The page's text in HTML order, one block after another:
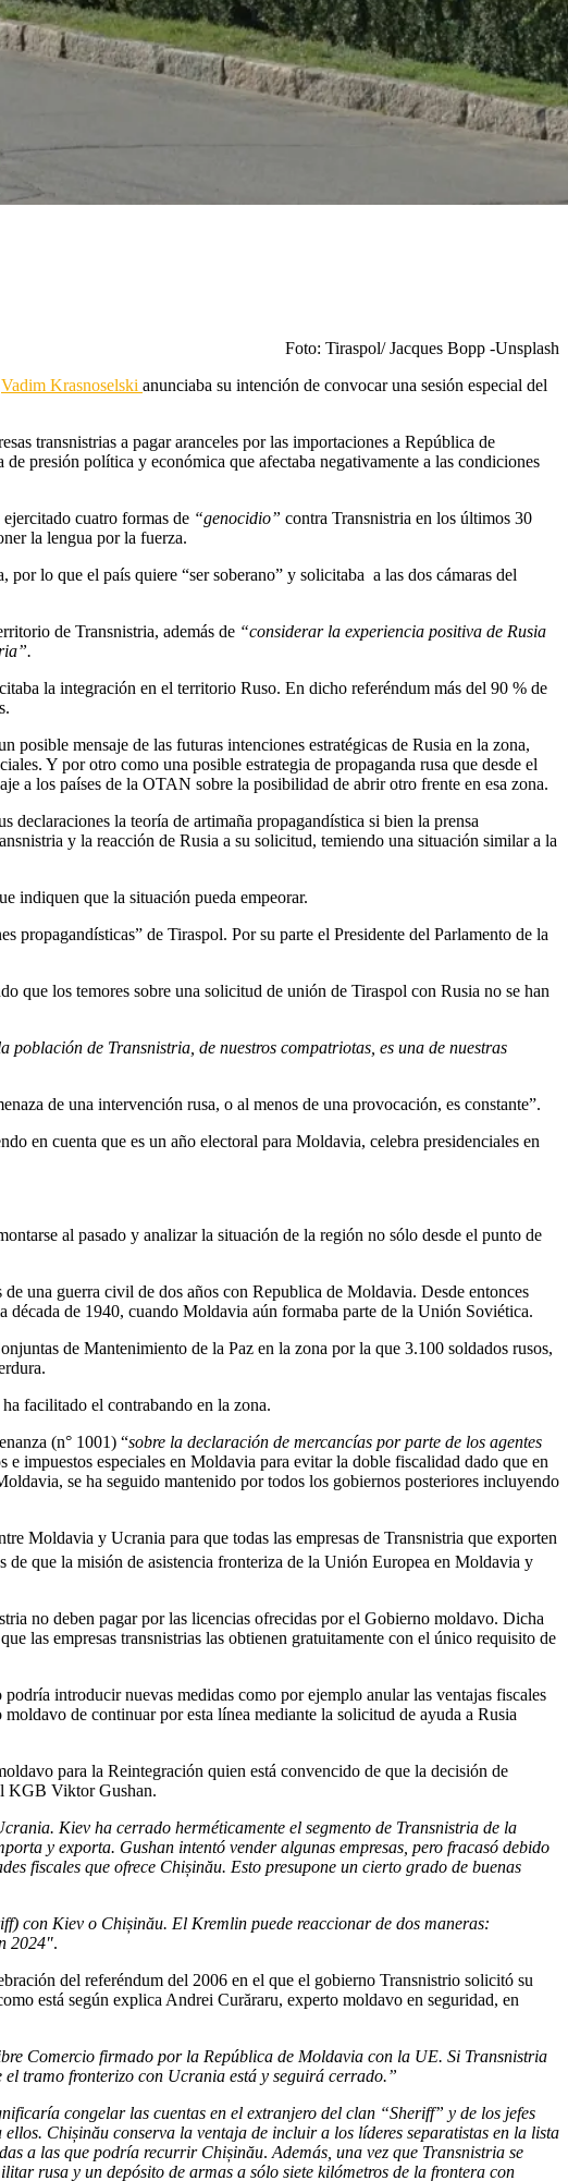
Foto: Tiraspol/ Jacques Bopp -Unsplash
Vadim Krasnoselski anunciaba su intención de convocar una sesión especial del
transnistrias a pagar aranceles por las importaciones a República de
presión política y económica que afectaba negativamente a las condiciones
cuatro formas de “genocidio” contra Transnistria en los últimos 30
la lengua por la fuerza.
lo que el país quiere “ser soberano” y solicitaba a las dos cámaras del
de Transnistria, además de “considerar la experiencia positiva de Rusia
la integración en el territorio Ruso. En dicho referéndum más del 90 % de
mensaje de las futuras intenciones estratégicas de Rusia en la zona,
Y por otro como una posible estrategia de propaganda rusa que desde el
a los países de la OTAN sobre la posibilidad de abrir otro frente en esa zona.
la teoría de artimaña propagandística si bien la prensa
y la reacción de Rusia a su solicitud, temiendo una situación similar a la
indiquen que la situación pueda empeorar.
de Tiraspol. Por su parte el Presidente del Parlamento de la
los temores sobre una solicitud de unión de Tiraspol con Rusia no se han
población de Transnistria, de nuestros compatriotas, es una de nuestras
de una intervención rusa, o al menos de una provocación, es constante”.
en cuenta que es un año electoral para Moldavia, celebra presidenciales en
al pasado y analizar la situación de la región no sólo desde el punto de
una guerra civil de dos años con Republica de Moldavia. Desde entonces
de 1940, cuando Moldavia aún formaba parte de la Unión Soviética.
de Mantenimiento de la Paz en la zona por la que 3.100 soldados rusos,
facilitado el contrabando en la zona.
(n° 1001) “sobre la declaración de mercancías por parte de los agentes
e impuestos especiales en Moldavia para evitar la doble fiscalidad dado que en
se ha seguido mantenido por todos los gobiernos posteriores incluyendo
Moldavia y Ucrania para que todas las empresas de Transnistria que exporten
de que la misión de asistencia fronteriza de la Unión Europea en Moldavia y
no deben pagar por las licencias ofrecidas por el Gobierno moldavo. Dicha
las empresas transnistrias las obtienen gratuitamente con el único requisito de
introducir nuevas medidas como por ejemplo anular las ventajas fiscales
de continuar por esta línea mediante la solicitud de ayuda a Rusia
para la Reintegración quien está convencido de que la decisión de
KGB Viktor Gushan.
Kiev ha cerrado herméticamente el segmento de Transnistria de la
y exporta. Gushan intentó vender algunas empresas, pero fracasó debido
fiscales que ofrece Chișinău. Esto presupone un cierto grado de buenas
con Kiev o Chișinău. El Kremlin puede reaccionar de dos maneras:
2024″.
del referéndum del 2006 en el que el gobierno Transnistrio solicitó su
está según explica Andrei Curăraru, experto moldavo en seguridad, en
Comercio firmado por la República de Moldavia con la UE. Si Transnistria
tramo fronterizo con Ucrania está y seguirá cerrado.”
congelar las cuentas en el extranjero del clan “Sheriff” y de los jefes
Chișinău conserva la ventaja de incluir a los líderes separatistas en la lista
a las que podría recurrir Chișinău. Además, una vez que Transnistria se
rusa y un depósito de armas a sólo siete kilómetros de la frontera con